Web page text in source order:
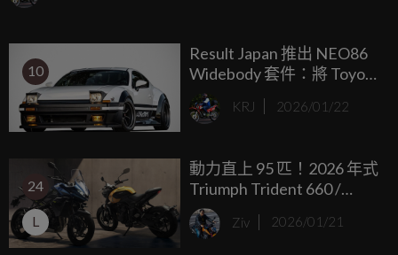
10
Result Japan 推出 NEO86
Widebody 套件：將 Toyota
FT86 打造成 AE86 Trueno
寬體版，碳纖維材質、專
KRJ 2026/01/22
24
L
動力直上 95 匹！2026 年式
Triumph Trident 660 /
Tiger Sport 660 性能大升級
Ziv 2026/01/21